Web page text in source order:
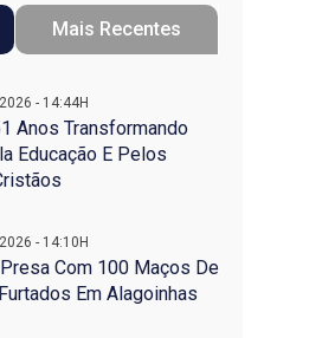
Mais Recentes
- 14:44H
Anos Transformando
Educação E Pelos
- 14:10H
Com 100 Maços De
Em Alagoinhas